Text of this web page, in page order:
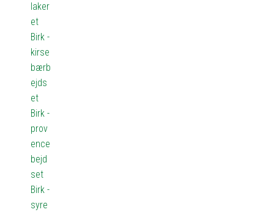
laker
et
Birk -
kirse
bærb
ejds
et
Birk -
prov
ence
bejd
set
Birk -
syre